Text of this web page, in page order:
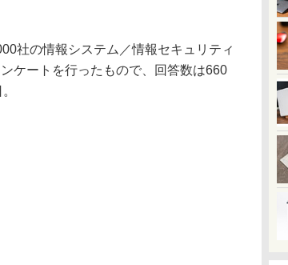
社の情報システム／情報セキュリティ
ケートを行ったもので、回答数は660